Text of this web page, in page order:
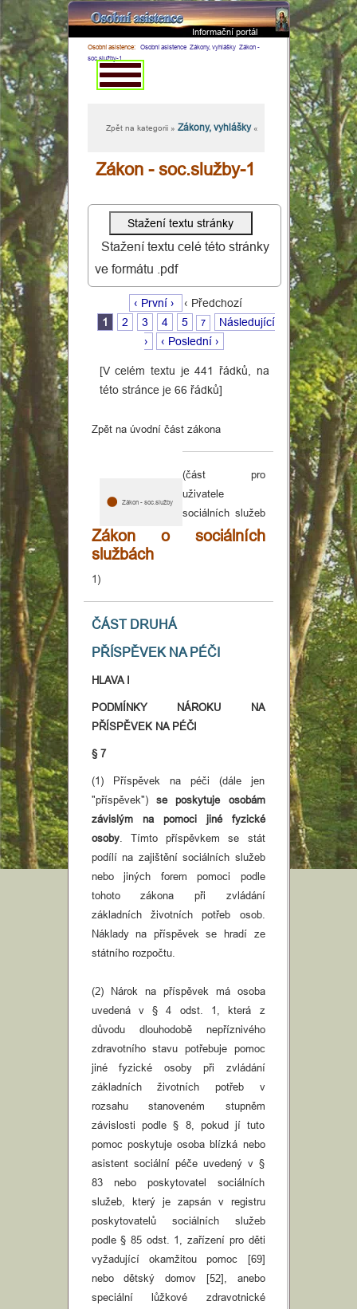
Informační portál
Domovská
stránka
Osobní
asistence
Dekubity
Hospicová
péče
Různé
Informace
Osobní asistence: Osobní asistence Zákony, vyhlášky Zákon -
soc.služby-1
Zpět na kategorii » Zákony, vyhlášky «
Zákon - soc.služby-1
Stažení textu celé této stránky
ve formátu .pdf
‹ První ›
‹ Předchozí
1
2 3 4 5 7
Následující
›
‹ Poslední ›
[V celém textu je 441 řádků, na
této stránce je 66 řádků]
Zpět na úvodní část zákona
Zákon - soc.služby
Zákon o sociálních
službách
(část pro
uživatele
sociálních služeb
1)
ČÁST DRUHÁ
PŘÍSPĚVEK NA PÉČI
HLAVA I
PODMÍNKY NÁROKU NA
PŘÍSPĚVEK NA PÉČI
§ 7
(1) Příspěvek na péči (dále jen
"příspěvek") se poskytuje osobám
závislým na pomoci jiné fyzické
osoby. Tímto příspěvkem se stát
podílí na zajištění sociálních služeb
nebo jiných forem pomoci podle
tohoto zákona při zvládání
základních životních potřeb osob.
Náklady na příspěvek se hradí ze
státního rozpočtu.
(2) Nárok na příspěvek má osoba
uvedená v § 4 odst. 1, která z
důvodu dlouhodobě nepříznivého
zdravotního stavu potřebuje pomoc
jiné fyzické osoby při zvládání
základních životních potřeb v
rozsahu stanoveném stupněm
závislosti podle § 8, pokud jí tuto
pomoc poskytuje osoba blízká nebo
asistent sociální péče uvedený v §
83 nebo poskytovatel sociálních
služeb, který je zapsán v registru
poskytovatelů sociálních služeb
podle § 85 odst. 1, zařízení pro děti
vyžadující okamžitou pomoc [69]
nebo dětský domov [52], anebo
speciální lůžkové zdravotnické